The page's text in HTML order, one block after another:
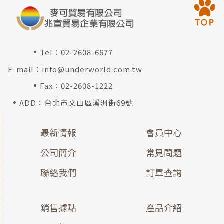
Tel：02-2608-6677
E-mail： info@underworld.com.tw
Fax：02-2608-1222
ADD：台北市文山區溪洲街69號
最新情報
公司簡介
聯絡我們
會員中心
常見問題
訂單查詢
銷售據點 產品介紹